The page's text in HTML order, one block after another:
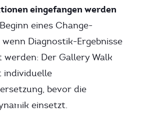
eingefangen werden
eines Change-
wenn Diagnostik-Ergebnisse
Der Gallery Walk
individuelle
bevor die
einsetzt.